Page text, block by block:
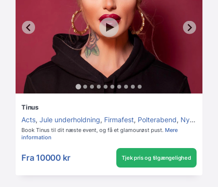
Tinus
Acts, Jule underholdning, Firmafest, Polterabend, Nytår
Book Tinus til dit næste event, og få et glamourøst pust. Mere
information
Fra 10000 kr Tjek pris og tilgængelighed